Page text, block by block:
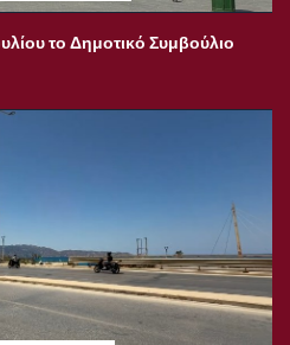
το Δημοτικό Συμβούλιο